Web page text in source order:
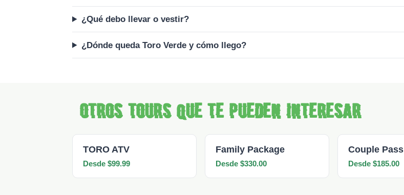
¿Qué debo llevar o vestir?
¿Dónde queda Toro Verde y cómo llego?
Otros tours que te pueden interesar
TORO ATV
Desde $99.99
Family Package
Desde $330.00
Couple Pass
Desde $185.00